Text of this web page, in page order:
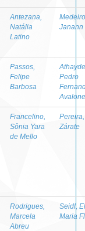
Antezana,
Natália
Latino
Janann
Passos,
Felipe
Barbosa
Pedro
Avalone
Francelino,
Sônia Yara
de Mello
Zárate
Rodrigues,
Marcela
Abreu
Seidl,
Maria